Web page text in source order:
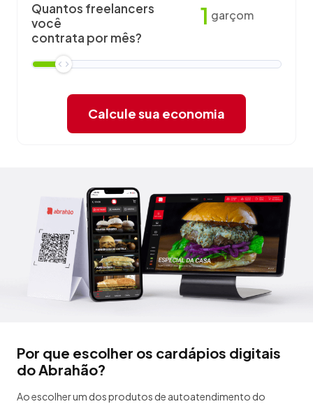
Quantos freelancers
você
contrata por mês?
1 garçom
Calcule sua economia
Por que escolher os cardápios digitais
do Abrahão?
Ao escolher um dos produtos de autoatendimento do